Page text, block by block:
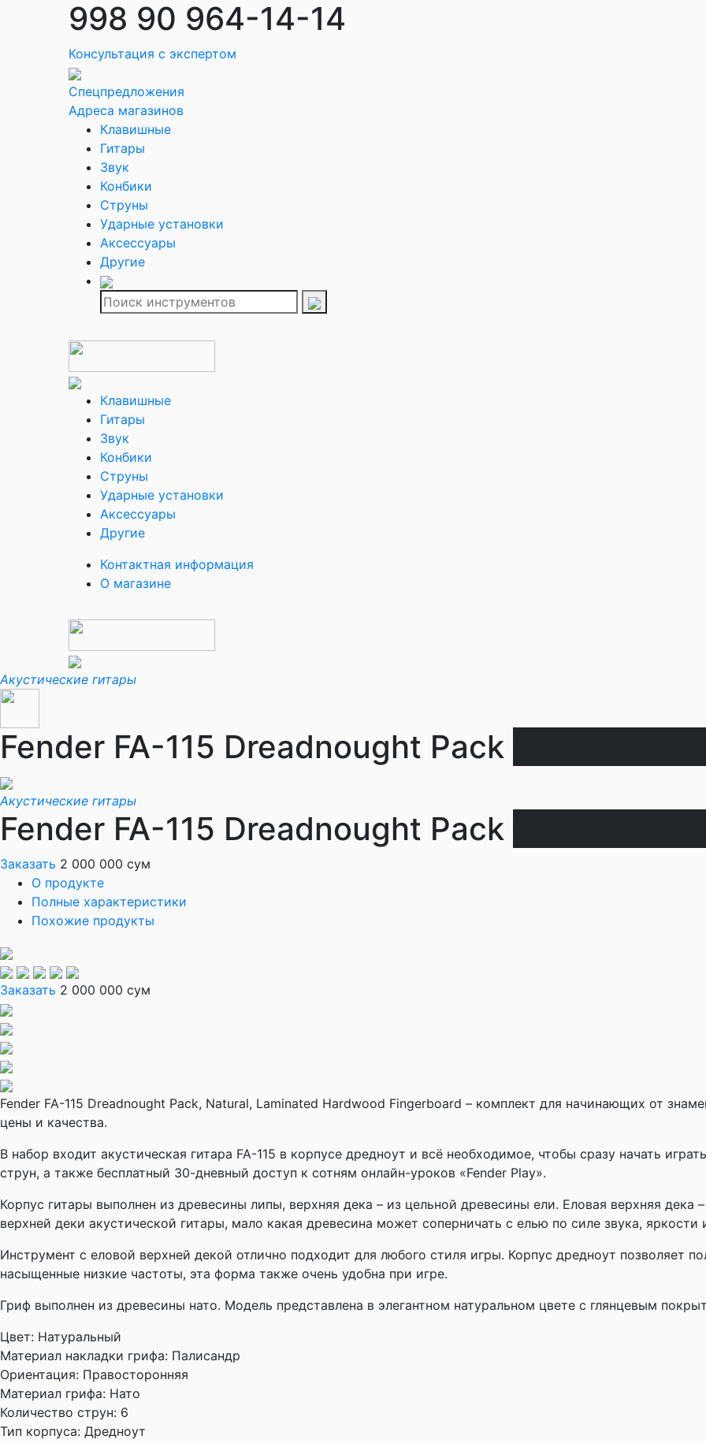
998 90 964-14-14
Консультация с экспертом
Спецпредложения
Адреса магазинов
Клавишные
Гитары
Звук
Конбики
Струны
Ударные установки
Аксессуары
Другие
Клавишные
Гитары
Звук
Конбики
Струны
Ударные установки
Аксессуары
Другие
Контактная информация
О магазине
Акустические гитары
Fender FA-115 Dreadnought Pack
Акустические гитары
Fender FA-115 Dreadnought Pack
Заказать 2 000 000 сум
О продукте
Полные характеристики
Похожие продукты
Заказать 2 000 000 сум
Fender FA-115 Dreadnought Pack, Natural, Laminated Hardwood Fingerboard – комплект для начинающих от
цены и качества.
В набор входит акустическая гитара FA-115 в корпусе дредноут и всё необходимое, чтобы сразу начать
струн, а также бесплатный 30-дневный доступ к сотням онлайн-уроков «Fender Play».
Корпус гитары выполнен из древесины липы, верхняя дека – из цельной древесины ели. Еловая верхняя дека
верхней деки акустической гитары, мало какая древесина может соперничать с елью по силе звука,
Инструмент с еловой верхней декой отлично подходит для любого стиля игры. Корпус дредноут позволяет
насыщенные низкие частоты, эта форма также очень удобна при игре.
Гриф выполнен из древесины нато. Модель представлена в элегантном натуральном цвете с глянцевым
Цвет: Натуральный
Материал накладки грифа: Палисандр
Ориентация: Правосторонняя
Материал грифа: Нато
Количество струн: 6
Тип корпуса: Дредноут